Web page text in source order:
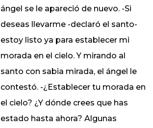
ángel se le apareció de nuevo. -Si
deseas llevarme -declaró el santo-
estoy listo ya para establecer mi
morada en el cielo. Y mirando al
santo con sabia mirada, el ángel le
contestó. -¿Establecer tu morada en
el cielo? ¿Y dónde crees que has
estado hasta ahora? Algunas